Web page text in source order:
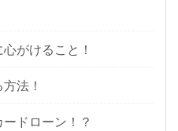
がけること！
法！
ドローン！？